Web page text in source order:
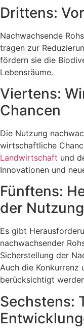
Drittens:
Nachwachsende
tragen zur
fördern sie die
Lebensräume.
Viertens:
Chancen
Die Nutzung
wirtschaftliche
Landwirtschaft und
Innovationen und
Fünftens:
der Nutzung
Es gibt
nachwachsender
Sicherstellung der
Auch die Konkurrenz
berücksichtigt
Sechstens: